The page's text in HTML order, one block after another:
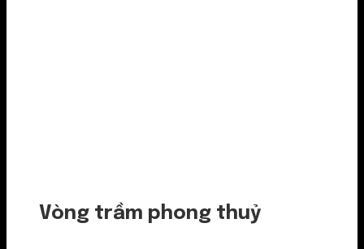
Vòng trầm phong thuỷ